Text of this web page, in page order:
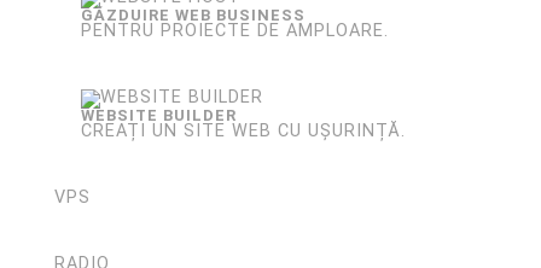
GĂZDUIRE WEB BUSINESS
PENTRU PROIECTE DE AMPLOARE.
WEBSITE BUILDER
CREAȚI UN SITE WEB CU UȘURINȚĂ.
VPS
RADIO